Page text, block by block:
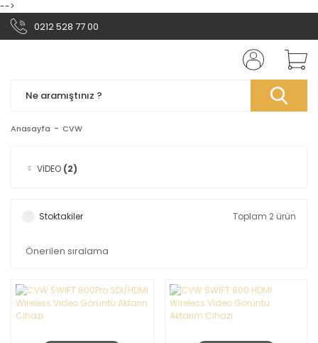
-->
0212 528 77 00
Anasayfa CVW
VİDEO (2)
Stoktakiler Toplam 2 ürün